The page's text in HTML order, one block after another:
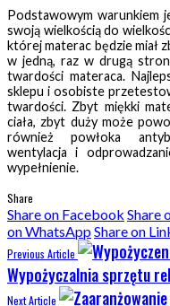
Podstawowym warunkiem
swoją wielkością do
której materac będzie miał
w jedną, raz w drugą
twardości materaca.
sklepu i osobiste
twardości. Zbyt miękki
ciała, zbyt duży może
również powłoka
wentylacja i
wypełnienie.
Share
Share on Facebook Share
on WhatsAppShare on
Previous Article
Wypożyczalnia sprzętu
Next Article